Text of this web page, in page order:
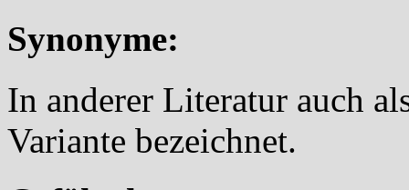
Synonyme:
In anderer Literatur auch
Variante bezeichnet.